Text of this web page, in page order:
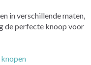
in verschillende maten,
de perfecte knoop voor